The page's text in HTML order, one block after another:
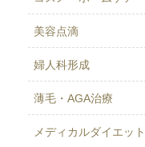
美容点滴
婦人科形成
薄毛・AGA治療
メディカルダイエット